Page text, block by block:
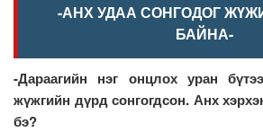
-АНХ УДАА СОНГОДОГ
БАЙНА-
-Дараагийн нэг онцлох уран
жүжгийн дүрд сонгогдсон. Анх
бэ?